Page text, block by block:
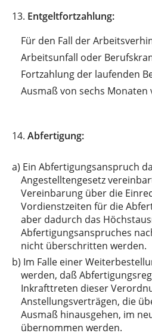
13. Entgeltfortzahlung:
Für den Fall der
Arbeitsunfall oder
Fortzahlung der laufenden
Ausmaß von sechs Monaten
14. Abfertigung:
a) Ein Abfertigungsanspruch
Angestelltengesetz
Vereinbarung über die
Vordienstzeiten für die
aber dadurch das
Abfertigungsanspruches
nicht überschritten werden.
b) Im Falle einer
werden, daß
Inkrafttreten dieser
Anstellungsverträgen, die
Ausmaß hinausgehen, im
übernommen werden.